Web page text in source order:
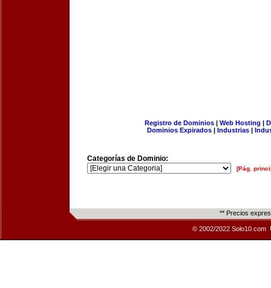
Registro de Dominios| Web Hosting |
Dominios Expirados | Industrias |
Categorías de Dominio:
[Pág.
** Precios
© 2002/2022 Solo10.com